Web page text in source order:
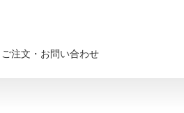
ご注文・お問い合わせ